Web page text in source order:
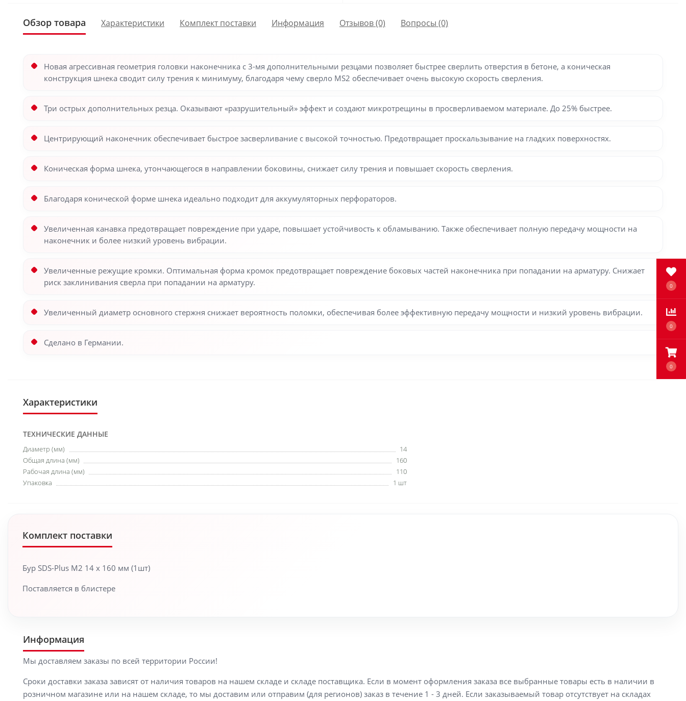
0
0
0
Обзор товара Характеристики Комплект поставки Информация Отзывов (0) Вопросы (0)
Новая агрессивная геометрия головки наконечника с 3-мя дополнительными резцами позволяет быстрее сверлить отверстия в бетоне, а коническая
конструкция шнека сводит силу трения к минимуму, благодаря чему сверло MS2 обеспечивает очень высокую скорость сверления.
Три острых дополнительных резца. Оказывают «разрушительный» эффект и создают микротрещины в просверливаемом материале. До 25% быстрее.
Центрирующий наконечник обеспечивает быстрое засверливание с высокой точностью. Предотвращает проскальзывание на гладких поверхностях.
Коническая форма шнека, утончающегося в направлении боковины, снижает силу трения и повышает скорость сверления.
Благодаря конической форме шнека идеально подходит для аккумуляторных перфораторов.
Увеличенная канавка предотвращает повреждение при ударе, повышает устойчивость к обламыванию. Также обеспечивает полную передачу мощности на
наконечник и более низкий уровень вибрации.
Увеличенные режущие кромки. Оптимальная форма кромок предотвращает повреждение боковых частей наконечника при попадании на арматуру. Снижает
риск заклинивания сверла при попадании на арматуру.
Увеличенный диаметр основного стержня снижает вероятность поломки, обеспечивая более эффективную передачу мощности и низкий уровень вибрации.
Сделано в Германии.
Характеристики
ТЕХНИЧЕСКИЕ ДАННЫЕ
Диаметр (мм)
14
Общая длина (мм)
160
Рабочая длина (мм)
110
Упаковка
1 шт
Комплект поставки
Бур SDS-Plus M2 14 x 160 мм (1шт)
Поставляется в блистере
Информация
Мы доставляем заказы по всей территории России!
Сроки доставки заказа зависят от наличия товаров на нашем складе и складе поставщика. Если в момент оформления заказа все выбранные товары есть в наличии в
розничном магазине или на нашем складе, то мы доставим или отправим (для регионов) заказ в течение 1 - 3 дней. Если заказываемый товар отсутствует на складах